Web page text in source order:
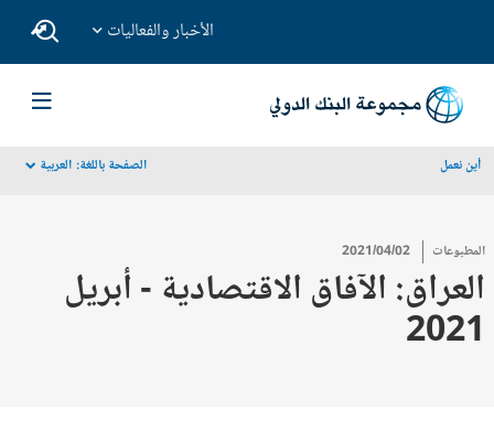
الأخبار والفعاليات
أين نعمل الصفحة باللغة:العربية dropdown
المطبوعات 2021/04/02
العراق: الآفاق الاقتصادية - أبريل
2021